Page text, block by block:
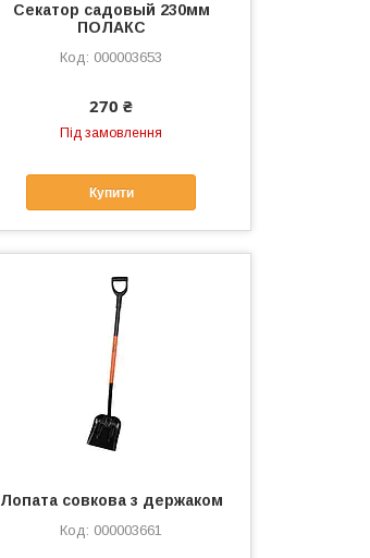
Секатор садовый 230мм
ПОЛАКС
000003653
270 ₴
Під замовлення
Купити
Лопата совкова з держаком
000003661